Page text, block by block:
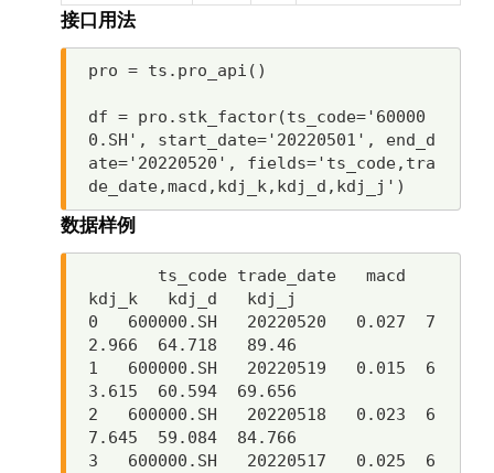
接口用法
pro = ts . pro_api ()
df = pro . stk_factor(ts_code='60000
0.SH' , start_date='20220501' ,
end_d
ate='20220520' , fields='ts_code,tra
de_date,macd,kdj_k,kdj_d,kdj_j' )
数据样例
kdj_k   kdj_d   kdj_j
0   600000.SH   20220520   0.027  7
2.966  64.718   89.46
1   600000.SH   20220519   0.015  6
3.615  60.594  69.656
2   600000.SH   20220518   0.023  6
7.645  59.084  84.766
3   600000.SH   20220517   0.025  6